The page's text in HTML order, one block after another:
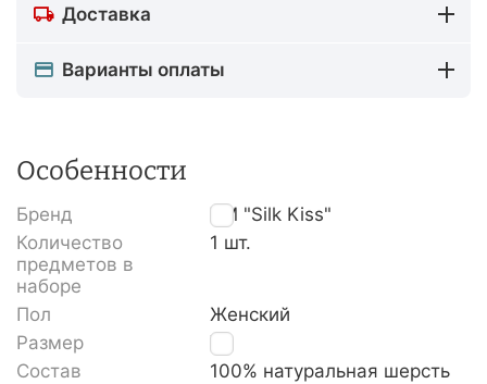
Доставка
Варианты оплаты
Особенности
Бренд
TM "Silk Kiss"
Количество
предметов в
наборе
1 шт.
Пол
Женский
Размер
XL
Состав
100% натуральная шерсть